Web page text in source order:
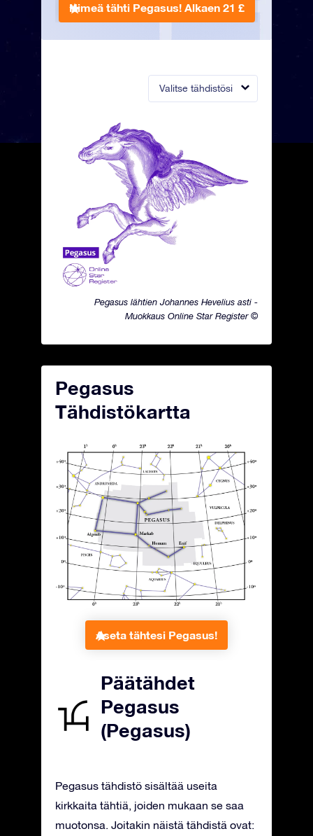
Valitse tähdistösi
Pegasus lähtien Johannes Hevelius asti -
Muokkaus Online Star Register ©
Nimeä tähti Pegasus! Alkaen 21 £
Pegasus
Tähdistökartta
Aseta tähtesi Pegasus!
Päätähdet
Pegasus
(Pegasus)
Pegasus tähdistö sisältää useita
kirkkaita tähtiä, joiden mukaan se saa
muotonsa. Joitakin näistä tähdistä ovat: